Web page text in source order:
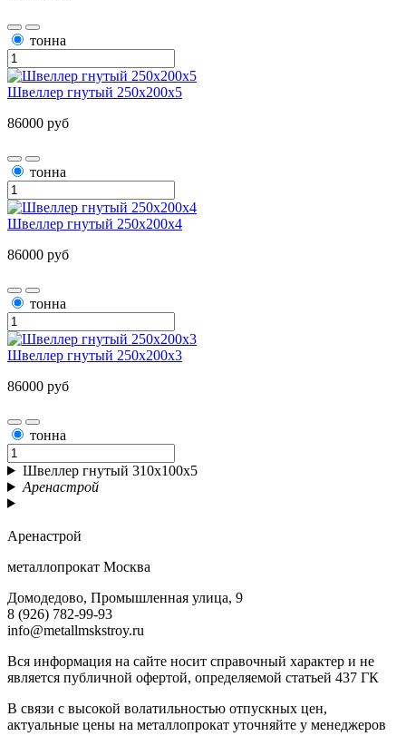
тонна
Швеллер гнутый 250х200х5
86000 руб
тонна
Швеллер гнутый 250х200х4
86000 руб
тонна
Швеллер гнутый 250х200х3
86000 руб
тонна
Швеллер гнутый 310х100х5
Аренастрой
Аренастрой
металлопрокат Москва
Домодедово, Промышленная улица, 9
8 (926) 782-99-93
info@metallmskstroy.ru
Вся информация на сайте носит справочный характер и не
является публичной офертой, определяемой статьей 437 ГК
В связи с высокой волатильностью отпускных цен,
актуальные цены на металлопрокат уточняйте у менеджеров